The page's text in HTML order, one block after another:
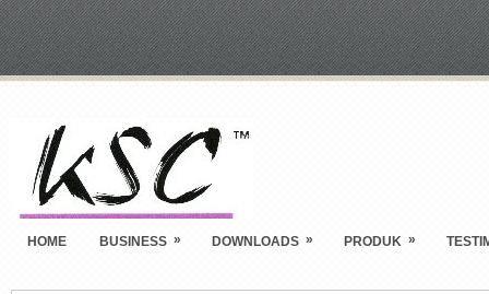
HOME BUSINESS » DOWNLOADS » PRODUK »